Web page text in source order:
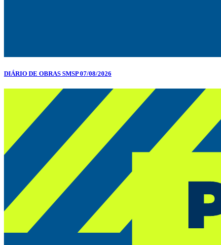
DIÁRIO DE OBRAS SMSP 07/08/2026